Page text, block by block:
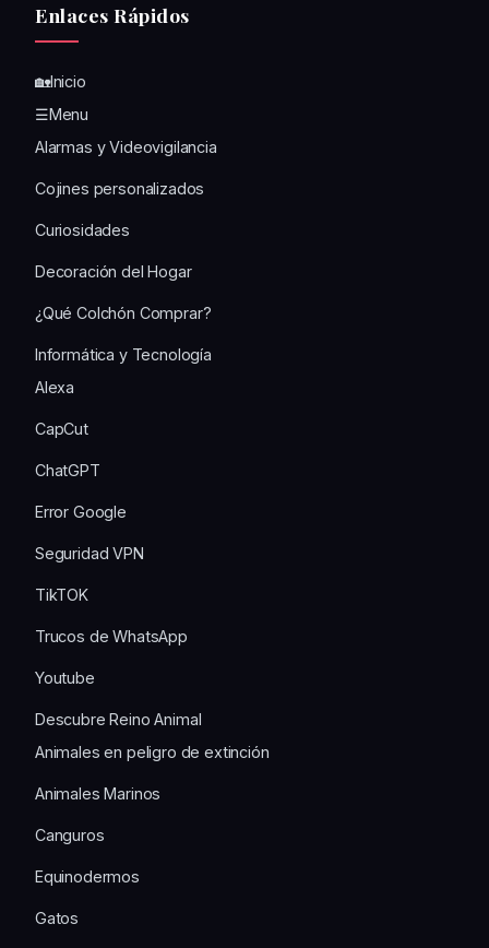
Enlaces Rápidos
🏡Inicio
☰Menu
Alarmas y Videovigilancia
Cojines personalizados
Curiosidades
Decoración del Hogar
¿Qué Colchón Comprar?
Informática y Tecnología
Alexa
CapCut
ChatGPT
Error Google
Seguridad VPN
TikTOK
Trucos de WhatsApp
Youtube
Descubre Reino Animal
Animales en peligro de extinción
Animales Marinos
Canguros
Equinodermos
Gatos